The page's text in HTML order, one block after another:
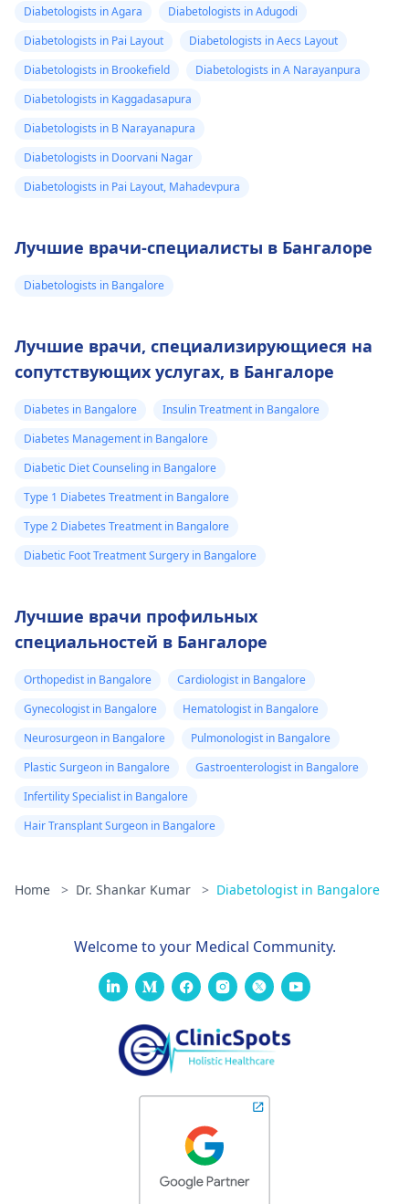
Diabetologists in Agara
Diabetologists in Adugodi
Diabetologists in Pai Layout
Diabetologists in Aecs Layout
Diabetologists in Brookefield
Diabetologists in A Narayanpura
Diabetologists in Kaggadasapura
Diabetologists in B Narayanapura
Diabetologists in Doorvani Nagar
Diabetologists in Pai Layout, Mahadevpura
Лучшие врачи-специалисты в Бангалоре
Diabetologists in Bangalore
Лучшие врачи, специализирующиеся на
сопутствующих услугах, в Бангалоре
Diabetes in Bangalore
Insulin Treatment in Bangalore
Diabetes Management in Bangalore
Diabetic Diet Counseling in Bangalore
Type 1 Diabetes Treatment in Bangalore
Type 2 Diabetes Treatment in Bangalore
Diabetic Foot Treatment Surgery in Bangalore
Лучшие врачи профильных
специальностей в Бангалоре
Orthopedist in Bangalore
Cardiologist in Bangalore
Gynecologist in Bangalore
Hematologist in Bangalore
Neurosurgeon in Bangalore
Pulmonologist in Bangalore
Plastic Surgeon in Bangalore
Gastroenterologist in Bangalore
Infertility Specialist in Bangalore
Hair Transplant Surgeon in Bangalore
Home > Dr. Shankar Kumar > Diabetologist in Bangalore
Welcome to your Medical Community.